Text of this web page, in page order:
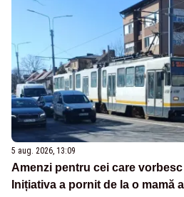
5 aug. 2026, 13:09
Amenzi pentru cei care
Inițiativa a pornit de la o mamă